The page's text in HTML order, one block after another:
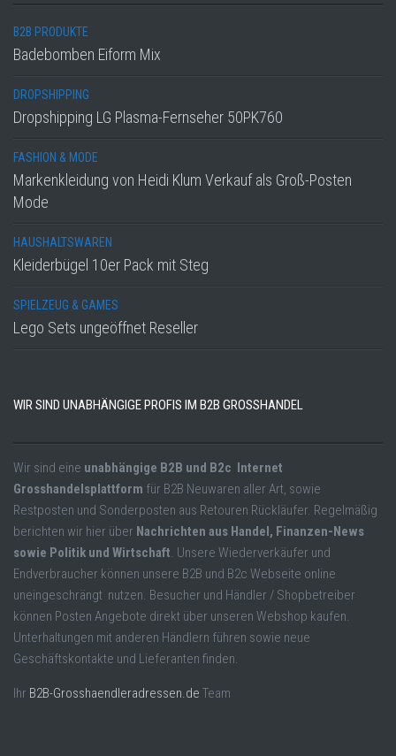
B2B PRODUKTE
Badebomben Eiform Mix
DROPSHIPPING
Dropshipping LG Plasma-Fernseher 50PK760
FASHION & MODE
Markenkleidung von Heidi Klum Verkauf als Groß-Posten
Mode
HAUSHALTSWAREN
Kleiderbügel 10er Pack mit Steg
SPIELZEUG & GAMES
Lego Sets ungeöffnet Reseller
WIR SIND UNABHÄNGIGE PROFIS IM B2B GROSSHANDEL
Wir sind eine unabhängige B2B und B2c Internet
Grosshandelsplattform für B2B Neuwaren aller Art, sowie
Restposten und Sonderposten aus Retouren Rückläufer. Regelmäßig
berichten wir hier über Nachrichten aus Handel, Finanzen-News
sowie Politik und Wirtschaft . Unsere Wiederverkäufer und
Endverbraucher können unsere B2B und B2c Webseite online
uneingeschrängt nutzen. Besucher und Händler / Shopbetreiber
können Posten Angebote direkt über unseren Webshop kaufen.
Unterhaltungen mit anderen Händlern führen sowie neue
Geschäftskontakte und Lieferanten finden.
Ihr B2B-Grosshaendleradressen.de Team